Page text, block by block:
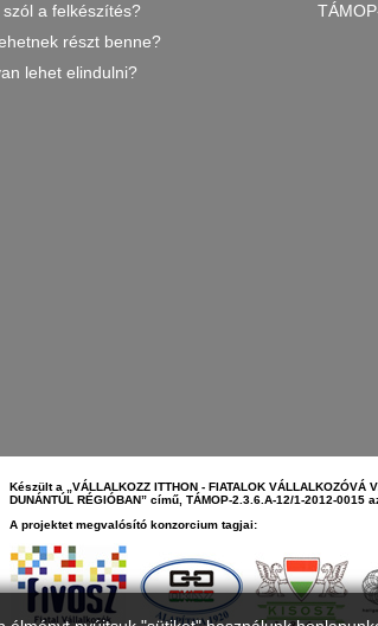
szól a felkészítés?
részt benne?
lehet elindulni?
Készült a „VÁLLALKOZZ ITTHON - FIATALOK VÁLLALKOZÓVÁ
DUNÁNTÚL RÉGIÓBAN” című, TÁMOP-2.3.6.A-12/1-2012-0015
A projektet megvalósító konzorcium tagjai: